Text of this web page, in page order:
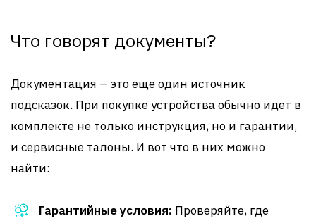
Что говорят документы?
Документация – это еще один источник
подсказок. При покупке устройства обычно идет в
комплекте не только инструкция, но и гарантии,
и сервисные талоны. И вот что в них можно
найти:
Гарантийные условия: Проверяйте, где